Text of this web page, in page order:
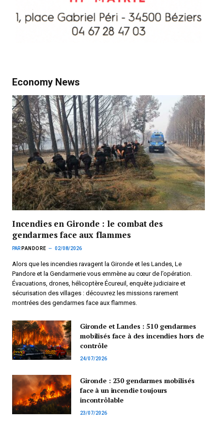
Economy News
Incendies en Gironde : le combat des
gendarmes face aux flammes
PAR PANDORE 02/08/2026
Alors que les incendies ravagent la Gironde et les Landes, Le
Pandore et la Gendarmerie vous emmène au cœur de l’opération.
Évacuations, drones, hélicoptère Écureuil, enquête judiciaire et
sécurisation des villages : découvrez les missions rarement
montrées des gendarmes face aux flammes.
Gironde et Landes : 510 gendarmes
mobilisés face à des incendies hors de
contrôle
24/07/2026
Gironde : 230 gendarmes mobilisés
face à un incendie toujours
incontrôlable
23/07/2026